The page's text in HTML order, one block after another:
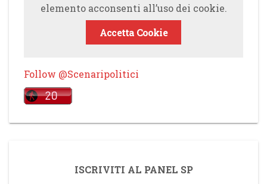
elemento acconsenti all’uso dei cookie.
Accetta Cookie
Follow @Scenaripolitici
ISCRIVITI AL PANEL SP